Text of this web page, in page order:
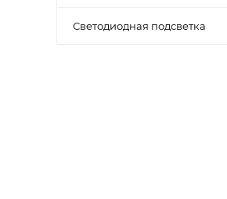
Светодиодная подсветка